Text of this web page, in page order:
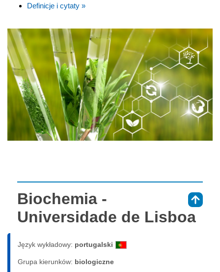
Definicje i cytaty »
Biochemia -
Universidade de Lisboa
Język wykładowy: portugalski
Grupa kierunków: biologiczne